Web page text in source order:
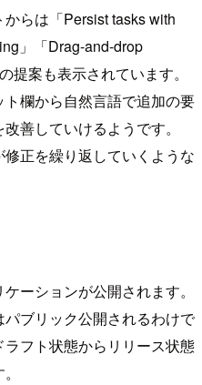
らは「Persist tasks with
」「Drag-and-drop
提案も表示されています。
欄から自然言語で追加の要
善していけるようです。
正を繰り返していくような
ーションが公開されます。
ブリック公開されるわけで
フト状態からリリース状態